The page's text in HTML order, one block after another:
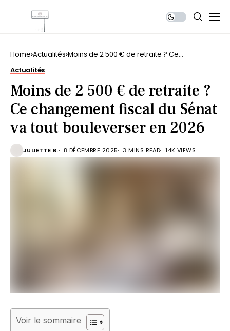
Home Actualités Moins de 2 500 € de retraite ? Ce
Actualités
Moins de 2 500 € de retraite ?
Ce changement fiscal du Sénat
va tout bouleverser en 2026
JULIETTE B. 8 DÉCEMBRE 2025 3 MINS READ 14K VIEWS
Voir le sommaire